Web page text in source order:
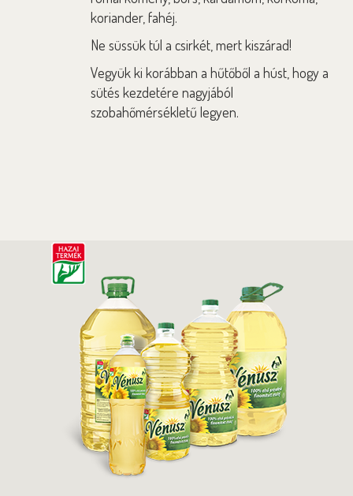
koriander, fahéj.
Ne süssük túl a csirkét, mert kiszárad!
Vegyük ki korábban a hűtőből a húst, hogy a
sütés kezdetére nagyjából
szobahőmérsékletű legyen.